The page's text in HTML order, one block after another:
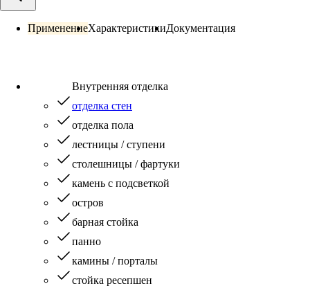
ПрименениеХарактеристикиДокументация
Внутренняя отделка
отделка стен
отделка пола
лестницы / ступени
столешницы / фартуки
камень с подсветкой
остров
барная стойка
панно
камины / порталы
стойка ресепшен